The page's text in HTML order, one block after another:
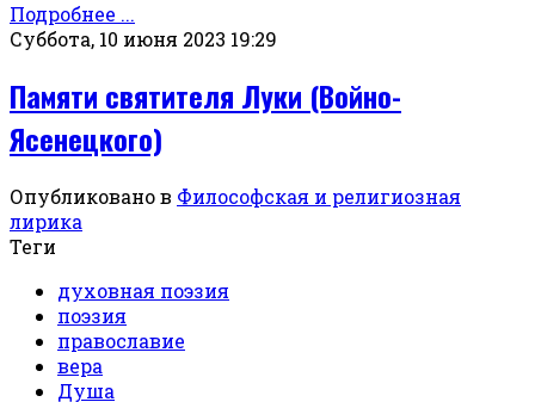
Подробнее ...
Суббота, 10 июня 2023 19:29
Памяти святителя Луки (Войно-
Ясенецкого)
Опубликовано в Философская и религиозная
лирика
Теги
духовная поэзия
поэзия
православие
вера
Душа